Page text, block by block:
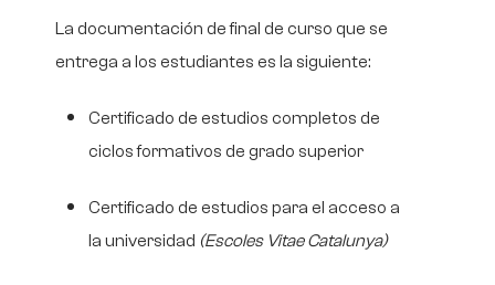
La documentación de final de curso que se
entrega a los estudiantes es la siguiente:
Certificado de estudios completos de
ciclos formativos de grado superior
Certificado de estudios para el acceso a
la universidad (Escoles Vitae Catalunya)